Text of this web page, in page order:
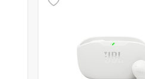
pueden renovar su
política de cambios y